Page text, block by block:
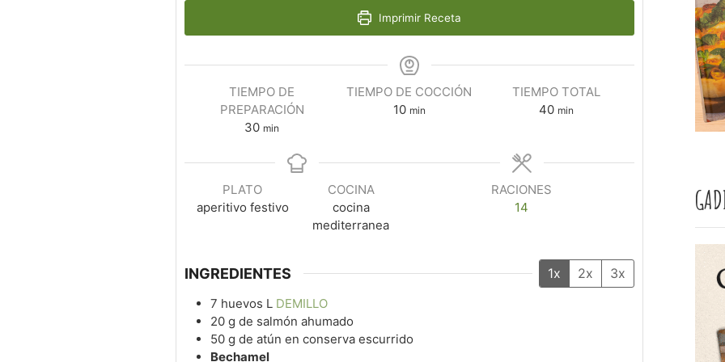
Imprimir Receta
TIEMPO DE
PREPARACIÓN
30 min
TIEMPO DE COCCIÓN
10 min
TIEMPO TOTAL
40 min
PLATO
aperitivo festivo
COCINA
cocina
mediterranea
RACIONES
14
INGREDIENTES 1x 2x 3x
7 huevos L DEMILLO
20 g de salmón ahumado
50 g de atún en conserva escurrido
Bechamel